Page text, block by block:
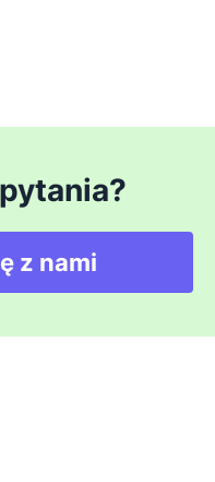
z nami